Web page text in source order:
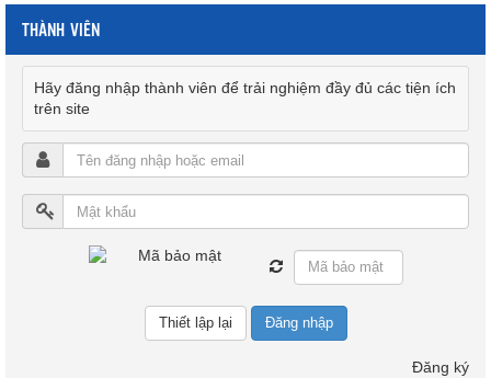
THÀNH VIÊN
Hãy đăng nhập thành viên để trải nghiệm đầy đủ các tiện ích
trên site
Đăng nhập
Đăng ký